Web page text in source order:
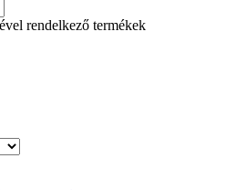
rendelkező termékek